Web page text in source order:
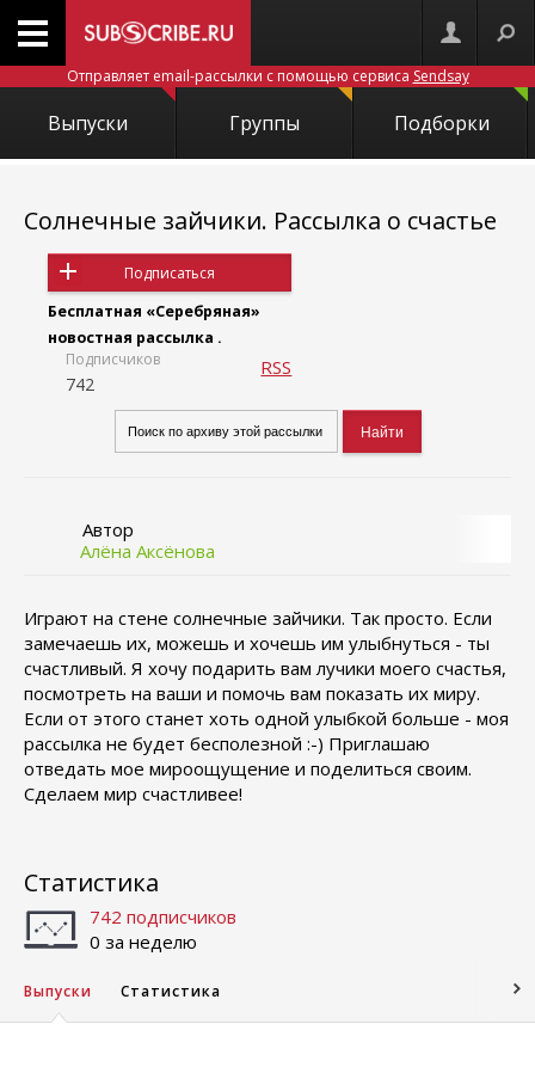
Отправляет email-рассылки с помощью сервиса Sendsay
Выпуски Группы Подборки
Солнечные зайчики. Pассылка о счастье
Подписаться
Бесплатная «Серебряная»
новостная рассылка .
Подписчиков
742
RSS
Автор
Алёна Аксёнова
Играют на стене солнечные зайчики. Так просто. Если
замечаешь их, можешь и хочешь им улыбнуться - ты
счастливый. Я хочу подарить вам лучики моего счастья,
посмотреть на ваши и помочь вам показать их миру.
Если от этого станет хоть одной улыбкой больше - моя
рассылка не будет бесполезной :-) Приглашаю
отведать мое мироощущение и поделиться своим.
Сделаем мир счастливее!
Статистика
742 подписчиков
0 за неделю
Выпуски Статистика